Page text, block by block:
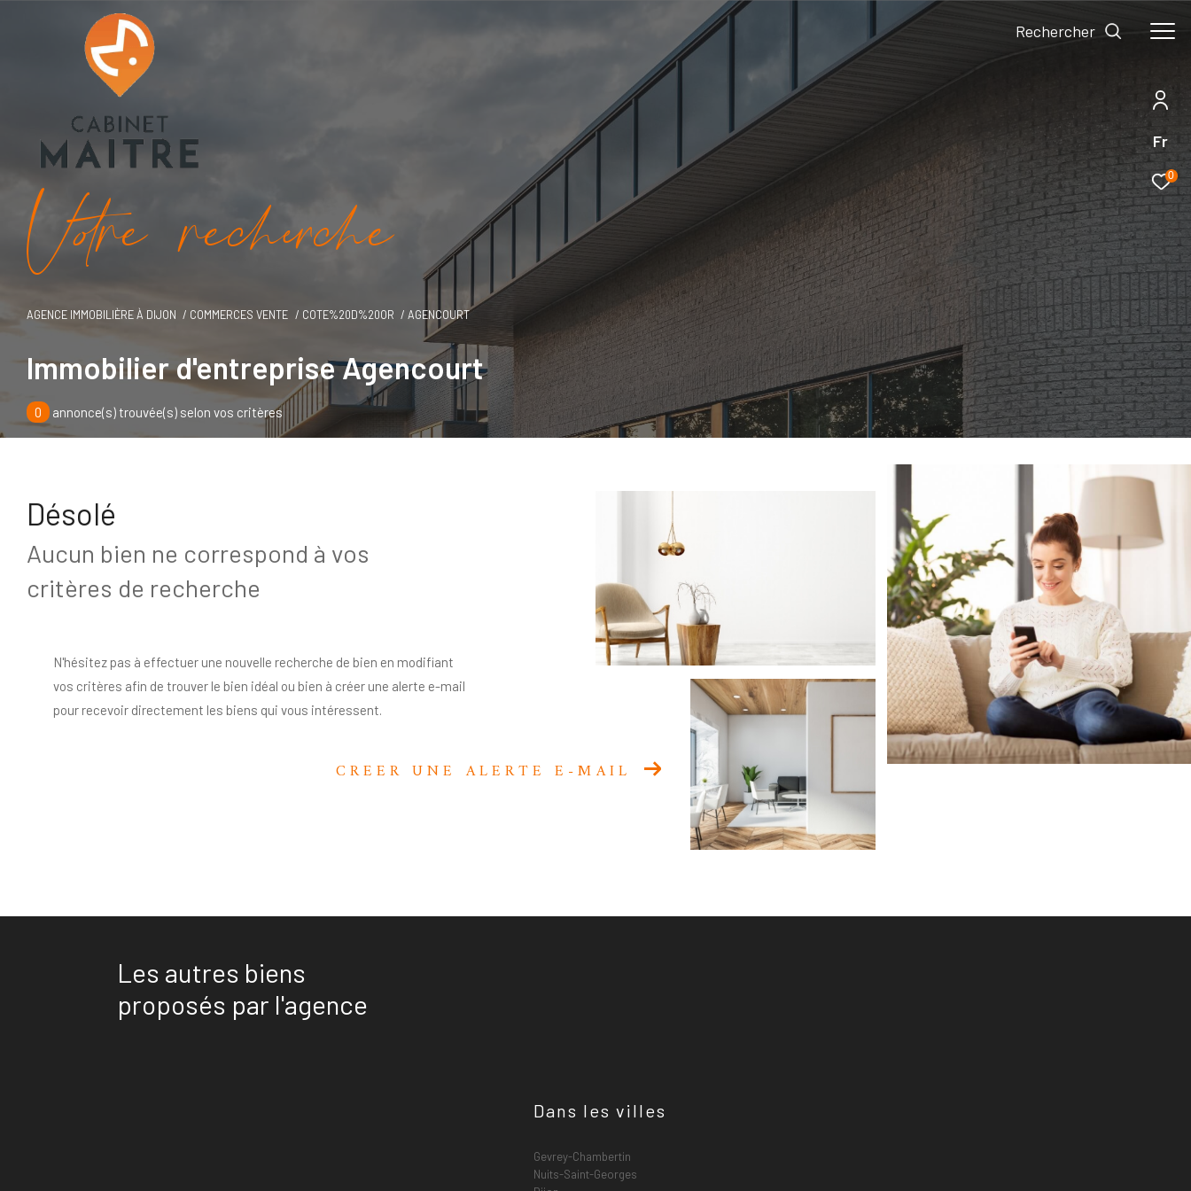
Fr
0
Rechercher
Vore recece
AGENCE IMMOBILIÈRE À DIJON COMMERCES VENTE COTE%20D%20OR AGENCOURT
Immobilier d'entreprise Agencourt
0 annonce(s) trouvée(s) selon vos critères
Désolé
Aucun bien ne correspond à vos
critères de recherche
N'hésitez pas à effectuer une nouvelle recherche de bien en modifiant
vos critères afin de trouver le bien idéal ou bien à créer une alerte e-mail
pour recevoir directement les biens qui vous intéressent.
CREER UNE ALERTE E-MAIL
Les autres biens
proposés par l'agence
Dans les villes
Gevrey-Chambertin
Nuits-Saint-Georges